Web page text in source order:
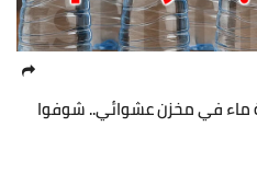
73 ألف قارورة ماء في مخزن عشوائي.. شوفوا